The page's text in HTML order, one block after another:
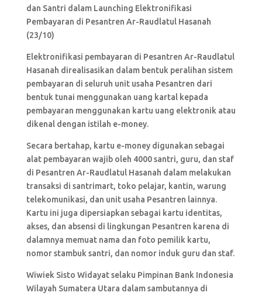
dan Santri dalam Launching Elektronifikasi
Pembayaran di Pesantren Ar-Raudlatul Hasanah
(23/10)
Elektronifikasi pembayaran di Pesantren Ar-Raudlatul
Hasanah direalisasikan dalam bentuk peralihan sistem
pembayaran di seluruh unit usaha Pesantren dari
bentuk tunai menggunakan uang kartal kepada
pembayaran menggunakan kartu uang elektronik atau
dikenal dengan istilah e-money.
Secara bertahap, kartu e-money digunakan sebagai
alat pembayaran wajib oleh 4000 santri, guru, dan staf
di Pesantren Ar-Raudlatul Hasanah dalam melakukan
transaksi di santrimart, toko pelajar, kantin, warung
telekomunikasi, dan unit usaha Pesantren lainnya.
Kartu ini juga dipersiapkan sebagai kartu identitas,
akses, dan absensi di lingkungan Pesantren karena di
dalamnya memuat nama dan foto pemilik kartu,
nomor stambuk santri, dan nomor induk guru dan staf.
Wiwiek Sisto Widayat selaku Pimpinan Bank Indonesia
Wilayah Sumatera Utara dalam sambutannya di